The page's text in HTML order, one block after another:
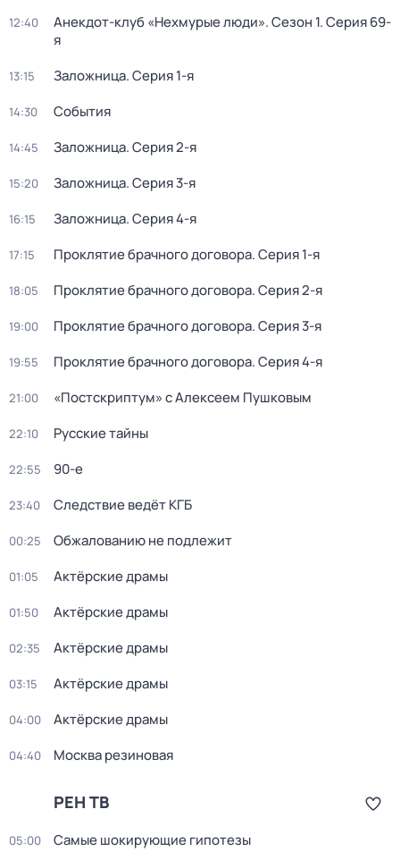
12:40 Анекдот-клуб «Нехмурые люди». Сезон 1. Серия 69-
я
13:15 Заложница. Серия 1-я
14:30 События
14:45 Заложница. Серия 2-я
15:20 Заложница. Серия 3-я
16:15 Заложница. Серия 4-я
17:15 Проклятие брачного договора. Серия 1-я
18:05 Проклятие брачного договора. Серия 2-я
19:00 Проклятие брачного договора. Серия 3-я
19:55 Проклятие брачного договора. Серия 4-я
21:00 «Постскриптум» с Алексеем Пушковым
22:10 Русские тайны
22:55 90-е
23:40 Следствие ведёт КГБ
00:25 Обжалованию не подлежит
01:05 Актёрские драмы
01:50 Актёрские драмы
02:35 Актёрские драмы
03:15 Актёрские драмы
04:00 Актёрские драмы
04:40 Москва резиновая
РЕН ТВ
05:00 Самые шoкиpующие гипотезы